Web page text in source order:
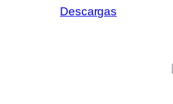
Descargas